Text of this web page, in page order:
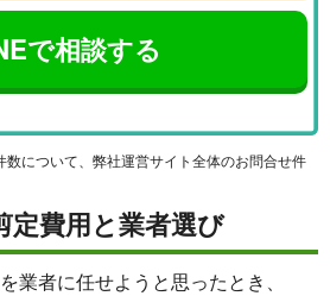
で相談する
について、弊社運営サイト全体のお問合せ件
定費用と業者選び
業者に任せようと思ったとき、